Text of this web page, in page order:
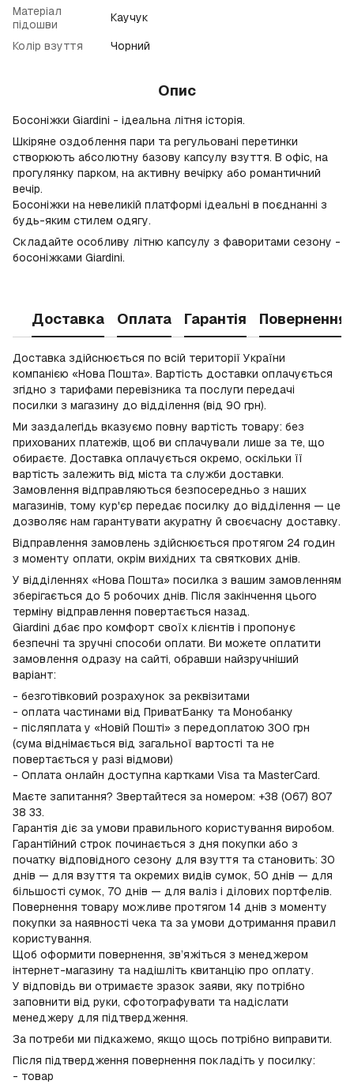
Матеріал
підошви
Каучук
Колір взуття
Чорний
Опис
Босоніжки Giardini - ідеальна літня історія.
Шкіряне оздоблення пари та регульовані перетинки
створюють абсолютну базову капсулу взуття. В офіс, на
прогулянку парком, на активну вечірку або романтичний
вечір.
Босоніжки на невеликій платформі ідеальні в поєднанні з
будь-яким стилем одягу.
Складайте особливу літню капсулу з фаворитами сезону -
босоніжками Giardini.
Доставка Оплата Гарантія Повернення
Доставка здійснюється по всій території України
компанією «Нова Пошта». Вартість доставки оплачується
згідно з тарифами перевізника та послуги передачі
посилки з магазину до відділення (від 90 грн).
Ми заздалегідь вказуємо повну вартість товару: без
прихованих платежів, щоб ви сплачували лише за те, що
обираєте. Доставка оплачується окремо, оскільки її
вартість залежить від міста та служби доставки.
Замовлення відправляються безпосередньо з наших
магазинів, тому кур'єр передає посилку до відділення — це
дозволяє нам гарантувати акуратну й своєчасну доставку.
Відправлення замовлень здійснюється протягом 24 годин
з моменту оплати, окрім вихідних та святкових днів.
У відділеннях «Нова Пошта» посилка з вашим замовленням
зберігається до 5 робочих днів. Після закінчення цього
терміну відправлення повертається назад.
Giardini дбає про комфорт своїх клієнтів і пропонує
безпечні та зручні способи оплати. Ви можете оплатити
замовлення одразу на сайті, обравши найзручніший
варіант:
- безготівковий розрахунок за реквізитами
- оплата частинами від ПриватБанку та Монобанку
- післяплата у «Новій Пошті» з передоплатою 300 грн
(сума віднімається від загальної вартості та не
повертається у разі відмови)
- Оплата онлайн доступна картками Visa та MasterCard.
Маєте запитання? Звертайтеся за номером: +38 (067) 807
38 33.
Гарантія діє за умови правильного користування виробом.
Гарантійний строк починається з дня покупки або з
початку відповідного сезону для взуття та становить: 30
днів — для взуття та окремих видів сумок, 50 днів — для
більшості сумок, 70 днів — для валіз і ділових портфелів.
Повернення товару можливе протягом 14 днів з моменту
покупки за наявності чека та за умови дотримання правил
користування.
Щоб оформити повернення, зв’яжіться з менеджером
інтернет-магазину та надішліть квитанцію про оплату.
У відповідь ви отримаєте зразок заяви, яку потрібно
заповнити від руки, сфотографувати та надіслати
менеджеру для підтвердження.
За потреби ми підкажемо, якщо щось потрібно виправити.
Після підтвердження повернення покладіть у посилку:
- товар